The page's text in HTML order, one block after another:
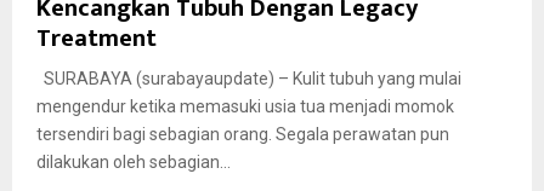
Treatment
SURABAYA (surabayaupdate) – Kulit tubuh yang mulai
mengendur ketika memasuki usia tua menjadi momok
tersendiri bagi sebagian orang. Segala perawatan pun
dilakukan oleh sebagian...